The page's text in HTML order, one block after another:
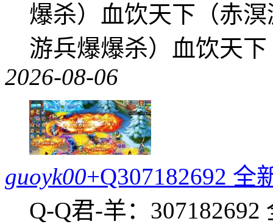
爆杀）血饮天下（赤
游兵爆爆杀）血饮天
2026-08-06
guoyk00+Q307182692
Q-Q君-羊：